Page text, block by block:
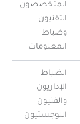
المتخصصون
التقنيون
وضباط
المعلومات
الضباط
الإداريون
والفنيون
اللوجستيون